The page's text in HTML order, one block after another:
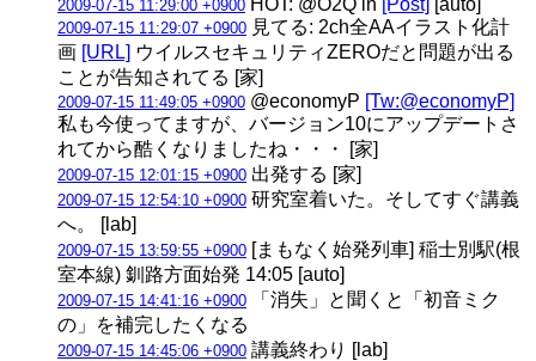
2009-07-15 11:29:00 +0900
2009-07-15 11:29:07 +0900 見てる: 2ch全AAイラスト化計
画 [URL] ウイルスセキュリティZEROだと問題が出る
ことが告知されてる [家]
2009-07-15 11:49:05 +0900 @economyP [Tw:@economyP]
私も今使ってますが、バージョン10にアップデートさ
れてから酷くなりましたね・・・ [家]
2009-07-15 12:01:15 +0900 出発する [家]
2009-07-15 12:54:10 +0900 研究室着いた。そしてすぐ講義
へ。 [lab]
2009-07-15 13:59:55 +0900 [まもなく始発列車] 稲士別駅(根
室本線) 釧路方面始発 14:05 [auto]
2009-07-15 14:41:16 +0900 「消失」と聞くと「初音ミク
の」を補完したくなる
2009-07-15 14:45:06 +0900 講義終わり [lab]